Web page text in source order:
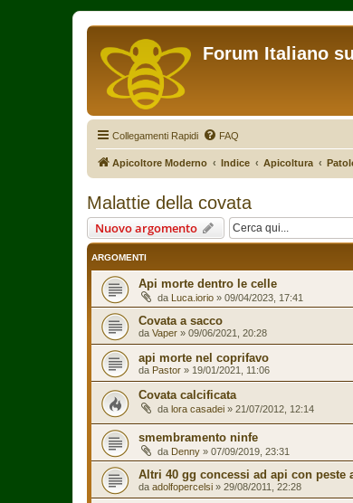
Forum Italiano
Collegamenti Rapidi FAQ
Apicoltore Moderno Indice Apicoltura
Malattie della covata
Nuovo argomento
ARGOMENTI
Api morte dentro le celle
da Luca.iorio » 09/04/2023, 17:41
Covata a sacco
da Vaper » 09/06/2021, 20:28
api morte nel coprifavo
da Pastor » 19/01/2021, 11:06
Covata calcificata
da lora casadei » 21/07/2012, 12:14
smembramento ninfe
da Denny » 07/09/2019, 23:31
Altri 40 gg concessi ad api con peste
da adolfopercelsi » 29/08/2011, 22:28